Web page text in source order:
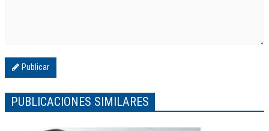
Publicar
PUBLICACIONES SIMILARES